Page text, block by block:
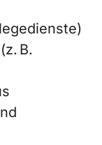
B.